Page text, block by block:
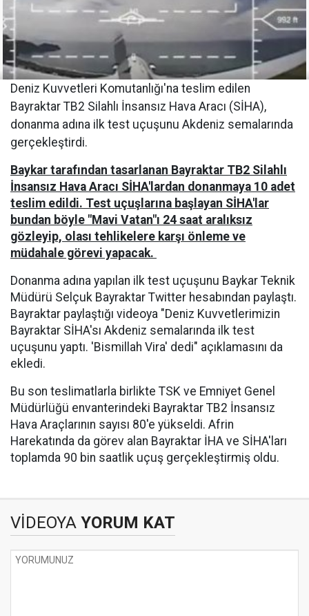
Deniz Kuvvetleri Komutanlığı'na teslim edilen
Bayraktar TB2 Silahlı İnsansız Hava Aracı (SİHA),
donanma adına ilk test uçuşunu Akdeniz semalarında
gerçekleştirdi.
Baykar tarafından tasarlanan Bayraktar TB2 Silahlı
İnsansız Hava Aracı SİHA'lardan donanmaya 10 adet
teslim edildi. Test uçuşlarına başlayan SİHA'lar
bundan böyle "Mavi Vatan"ı 24 saat aralıksız
gözleyip, olası tehlikelere karşı önleme ve
müdahale görevi yapacak.
Donanma adına yapılan ilk test uçuşunu Baykar Teknik
Müdürü Selçuk Bayraktar Twitter hesabından paylaştı.
Bayraktar paylaştığı videoya "Deniz Kuvvetlerimizin
Bayraktar SİHA'sı Akdeniz semalarında ilk test
uçuşunu yaptı. 'Bismillah Vira' dedi" açıklamasını da
ekledi.
Bu son teslimatlarla birlikte TSK ve Emniyet Genel
Müdürlüğü envanterindeki Bayraktar TB2 İnsansız
Hava Araçlarının sayısı 80'e yükseldi. Afrin
Harekatında da görev alan Bayraktar İHA ve SİHA'ları
toplamda 90 bin saatlik uçuş gerçekleştirmiş oldu.
VİDEOYA YORUM KAT